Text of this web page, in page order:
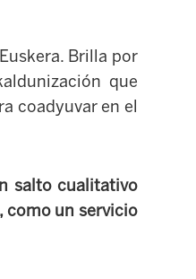
Brilla por
que
coadyuvar en el
salto cualitativo
como un servicio